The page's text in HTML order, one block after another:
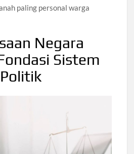
paling personal warga
Negara
Sistem
Politik